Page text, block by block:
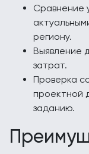
Сравнение
региону.
Выявление
затрат.
Проверка
проектной
заданию.